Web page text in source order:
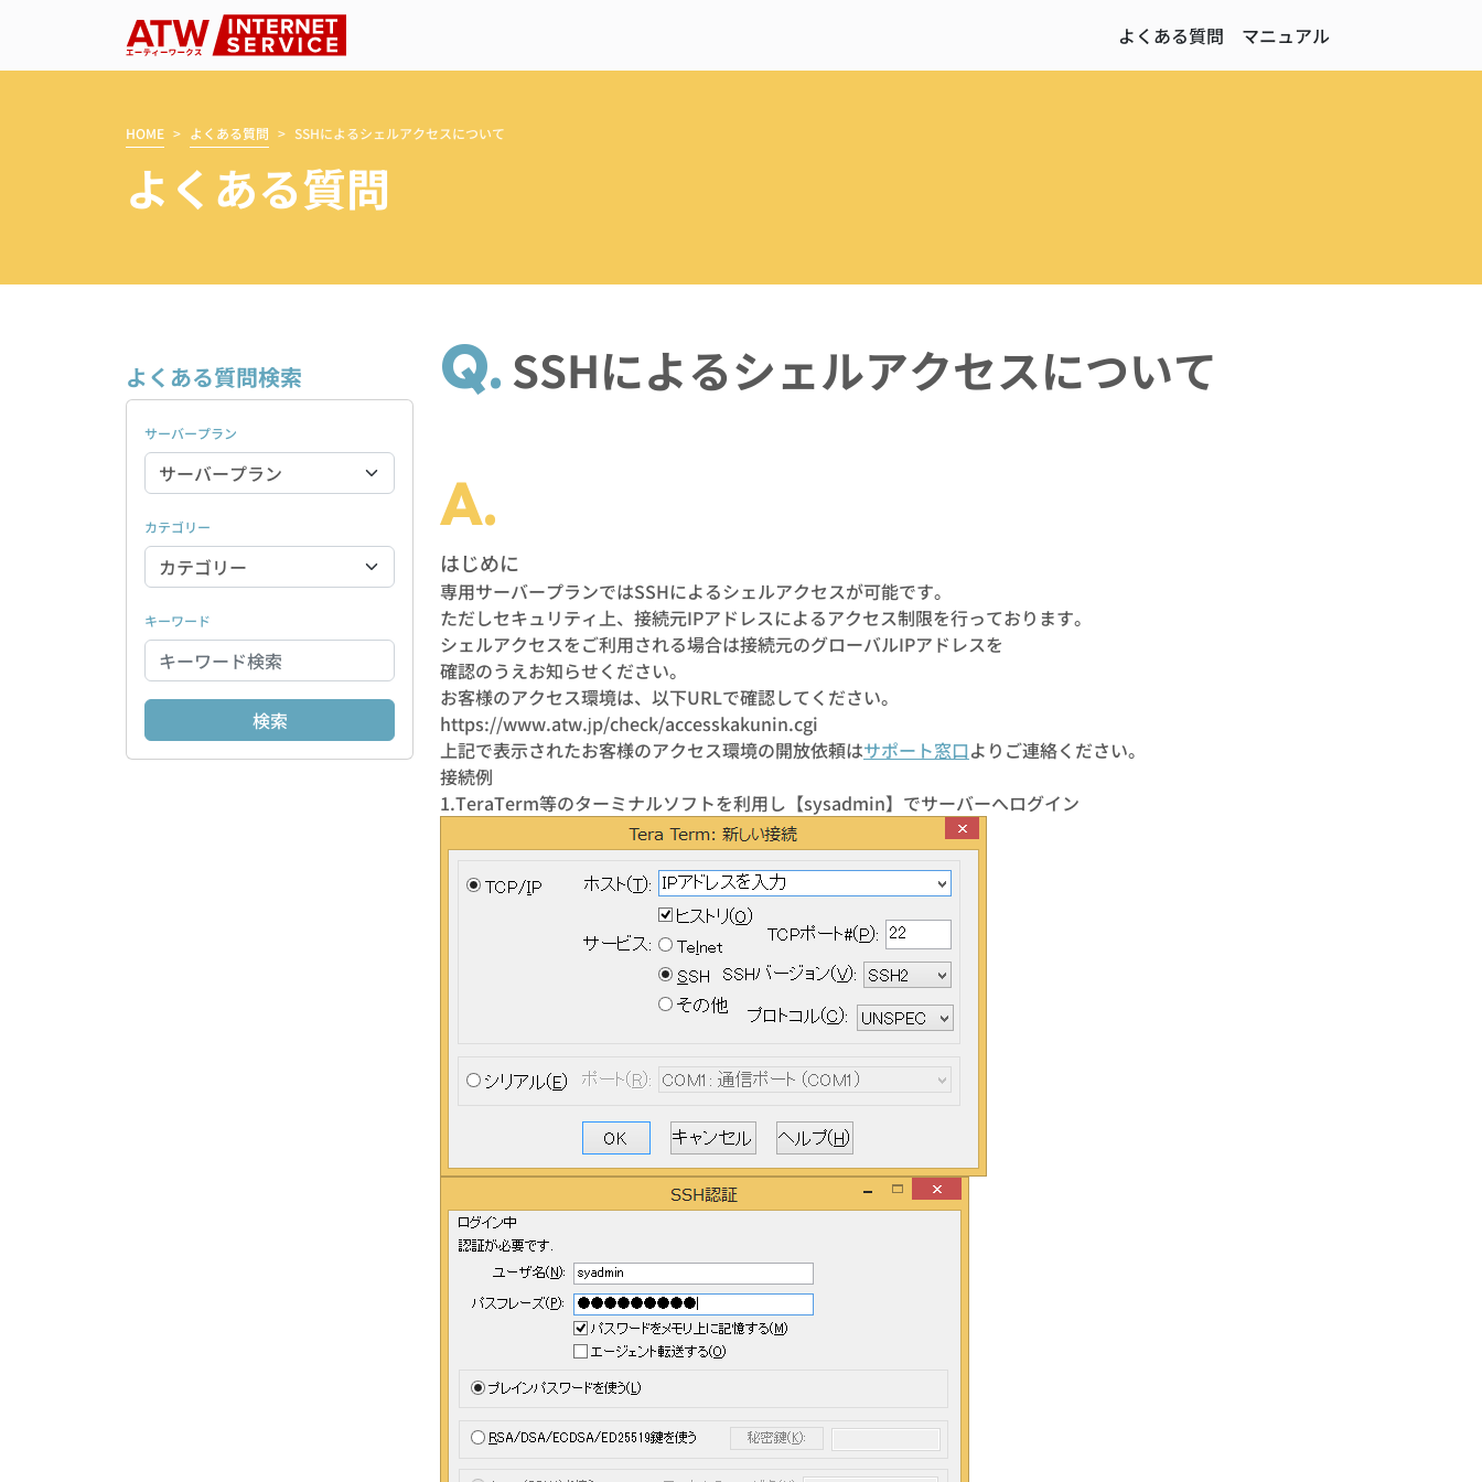
メインナビゲーション よくある質問 マニュアル
HOME よくある質問 SSHによるシェルアクセスについて
よくある質問
よくある質問検索
サーバープラン
カテゴリー
キーワード
Q. SSHによるシェルアクセスについて
はじめに
専用サーバープランではSSHによるシェルアクセスが可能です。
ただしセキュリティ上、接続元IPアドレスによるアクセス制限を行っております。
シェルアクセスをご利用される場合は接続元のグローバルIPアドレスを
確認のうえお知らせください。
お客様のアクセス環境は、以下URLで確認してください。
https://www.atw.jp/check/accesskakunin.cgi
上記で表示されたお客様のアクセス環境の開放依頼はサポート窓口よりご連絡ください。
接続例
1.TeraTerm等のターミナルソフトを利用し【sysadmin】でサーバーへログイン